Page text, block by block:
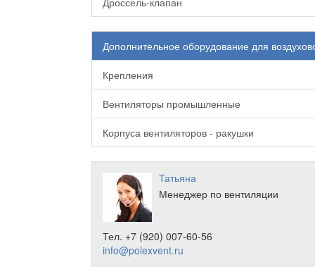
Дополнительное оборудование для
Крепления
Вентиляторы промышленные
Корпуса вентиляторов - ракушки
Татьяна
Менеджер по вентиляции
Тел. +7 (920) 007-60-56
info@polexvent.ru